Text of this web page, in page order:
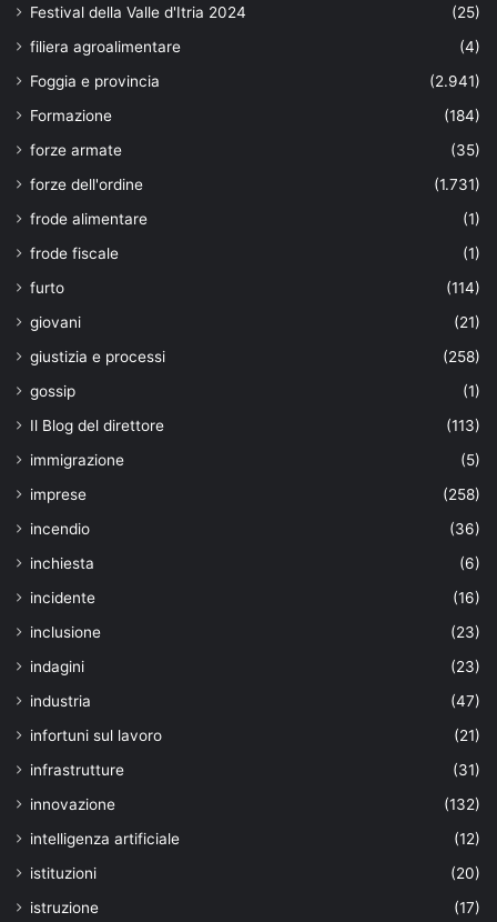
Festival della Valle d'Itria 2024
(25)
filiera agroalimentare
(4)
Foggia e provincia
(2.941)
Formazione
(184)
forze armate
(35)
forze dell'ordine
(1.731)
frode alimentare
(1)
frode fiscale
(1)
furto
(114)
giovani
(21)
giustizia e processi
(258)
gossip
(1)
Il Blog del direttore
(113)
immigrazione
(5)
imprese
(258)
incendio
(36)
inchiesta
(6)
incidente
(16)
inclusione
(23)
indagini
(23)
industria
(47)
infortuni sul lavoro
(21)
infrastrutture
(31)
innovazione
(132)
intelligenza artificiale
(12)
istituzioni
(20)
istruzione
(17)